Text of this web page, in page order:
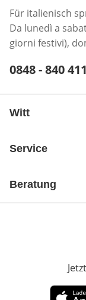
Für italienisch
Da lunedì a
giorni festivi),
0848 - 840 411
Witt
Service
Beratung